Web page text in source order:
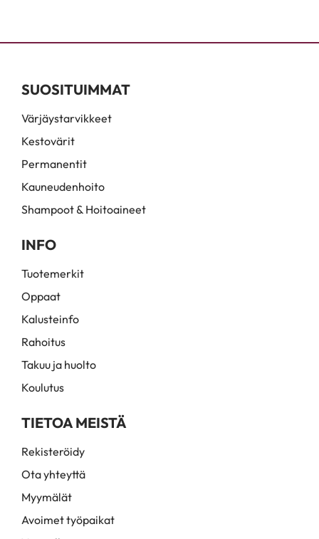
SUOSITUIMMAT
Värjäystarvikkeet
Kestovärit
Permanentit
Kauneudenhoito
Shampoot & Hoitoaineet
INFO
Tuotemerkit
Oppaat
Kalusteinfo
Rahoitus
Takuu ja huolto
Koulutus
TIETOA MEISTÄ
Rekisteröidy
Ota yhteyttä
Myymälät
Avoimet työpaikat